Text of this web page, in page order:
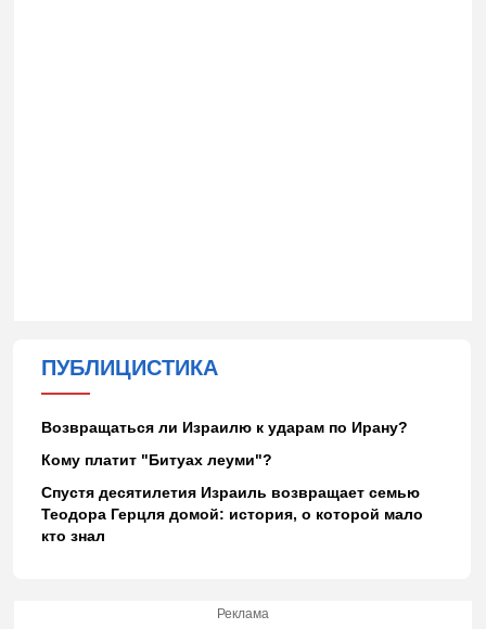
ПУБЛИЦИСТИКА
Возвращаться ли Израилю к ударам по Ирану?
Кому платит "Битуах леуми"?
Спустя десятилетия Израиль возвращает семью
Теодора Герцля домой: история, о которой мало
кто знал
Реклама